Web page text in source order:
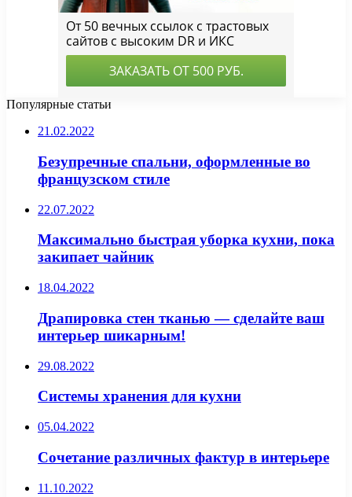
Популярные статьи
21.02.2022
Безупречные спальни, оформленные во
французском стиле
22.07.2022
Максимально быстрая уборка кухни, пока
закипает чайник
18.04.2022
Драпировка стен тканью — сделайте ваш
интерьер шикарным!
29.08.2022
Системы хранения для кухни
05.04.2022
Сочетание различных фактур в интерьере
11.10.2022